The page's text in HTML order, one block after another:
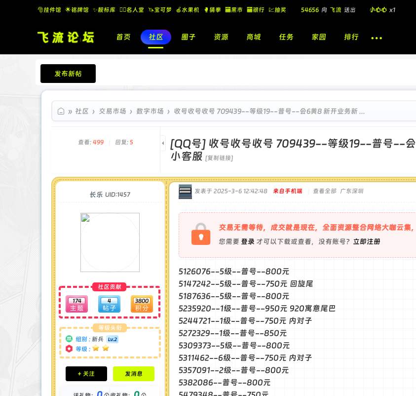
🎅挂件馆 🌟铭牌馆 ✨️靓标库 🧚‍♂️名人堂 🦄宝可梦 🍎水果机 🥊猜拳 🏧黑市 🏧银行 💹抽奖
🎁
54656 向 飞流 送出 小心心 x1
飞流 向 北 酷盖墨镜
飞流 向 北 送出 小心心 x1
首页 社区 圈子 资源 商城 任务 家园 排行
发布新帖
飞流论坛
» 社区 › 交易市场 › 数字市场 › 收号收号收号 709439--等级19--普号--会6黄8 新开业务新 ...
查看: 499 回复: 5 [QQ号] 收号收号收号 709439--等级19--普号--会
小客服 [复制链接]
长乐 UID:1457
社区贡献
174 4 3800
等级头衔
组别 : 新兵
等级 :
积分成就
钻石 : 0 颗
+ 关注 发消息
发表于 2025-3-6 12:42:48 来自手机端 查看全部 广东深圳
交易无需等待，成交就是现在，全面资源整合网络大咖云集
您需要 登录 才可以下载或查看，没有账号？ 立即注册
5126076--5级--普号--800元
5147242--5级--普号--750元 回旋尾
5187636--5级--普号--800元
5235920--1级--普号--950元 920寓意尾巴
5244721--1级--普号--750元 内对子
5272329--1级--普号--850元
5309373--5级--普号--800元
5311462--6级--普号--750元 内对子
5357091--2级--普号--800元
5382086--普号--800元